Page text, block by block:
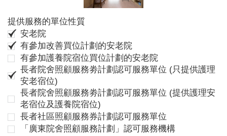
提供服務的單位性質
安老院
有參加改善買位計劃的安老院
有參加護養院宿位買位計劃的安老院
長者院舍照顧服務劵計劃認可服務單位 (只提供護理
安老宿位)
長者院舍照顧服務劵計劃認可服務單位 (提供護理安
老宿位及護養院宿位)
長者社區照顧服務券計劃認可服務單位
「廣東院舍照顧服務計劃」認可服務機構